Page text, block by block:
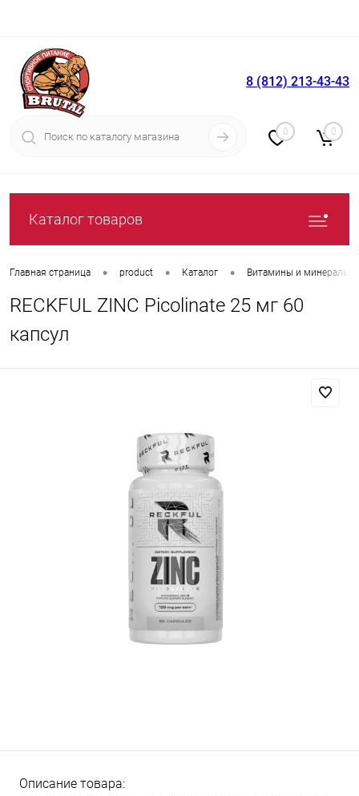
Вход Регистрация
8 (812) 213-43-43
0 0
Каталог товаров
Главная страница • product • Каталог • Витамины и минералы
RECKFUL ZINC Picolinate 25 мг 60
капсул
Описание товара: